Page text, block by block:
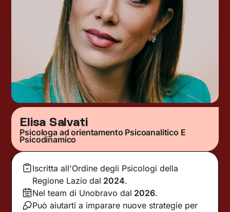
Elisa Salvati
Psicologa ad orientamento Psicoanalitico E
Psicodinamico
Iscritta all'Ordine degli Psicologi della
Regione Lazio dal 2024.
Nel team di Unobravo dal 2026.
Può aiutarti a imparare nuove strategie per